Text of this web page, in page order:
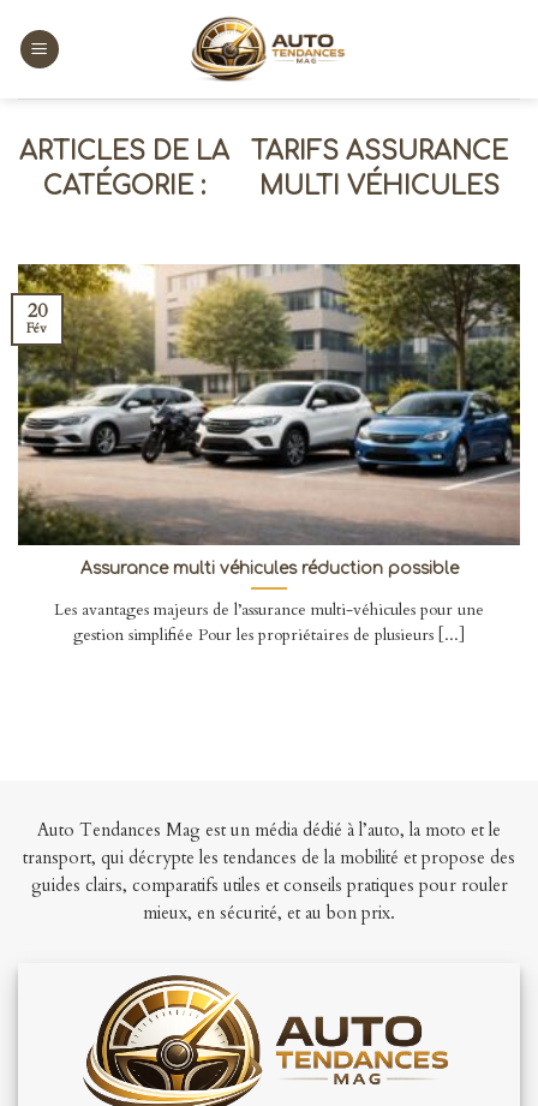
content
TARIFS ASSURANCE
MULTI VÉHICULES
Assurance multi véhicules réduction possible
Les avantages majeurs de l’assurance multi-véhicules pour une
gestion simplifiée Pour les propriétaires de plusieurs [...]
20
Fév
Auto Tendances Mag est un média dédié à l’auto, la moto et le
transport, qui décrypte les tendances de la mobilité et propose des
guides clairs, comparatifs utiles et conseils pratiques pour rouler
mieux, en sécurité, et au bon prix.